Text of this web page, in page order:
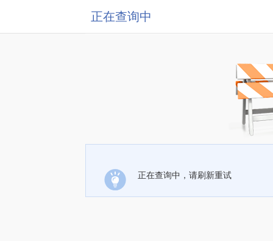
正在查询中
正在查询中，请刷新重试